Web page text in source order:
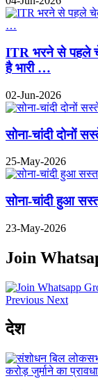
ITR भरने से पहले
है भारी …
02-Jun-2026
सोना-चांदी दोनों
25-May-2026
सोना-चांदी हुआ
23-May-2026
Join
Previous Next
देश